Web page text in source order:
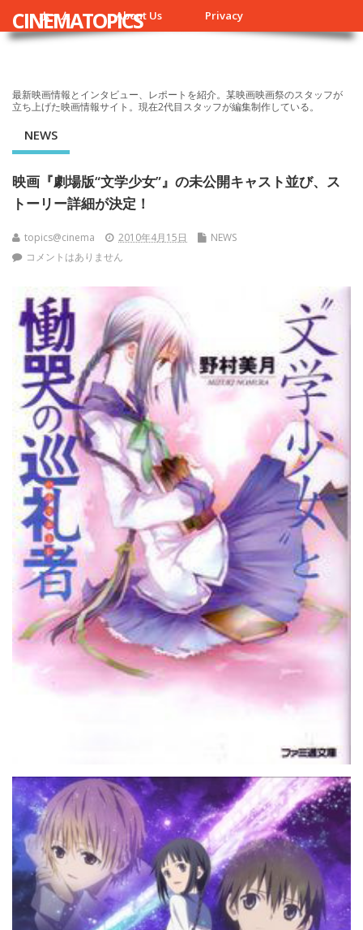
ホーム About Us Privacy
CINEMATOPICS
最新映画情報とインタビュー、レポートを紹介。某映画映画祭のスタッフが
立ち上げた映画情報サイト。現在2代目スタッフが編集制作している。
NEWS
映画『劇場版“文学少女”』の未公開キャスト並び、ス
トーリー詳細が決定！
topics@cinema 2010年4月15日
NEWS
コメントはありません